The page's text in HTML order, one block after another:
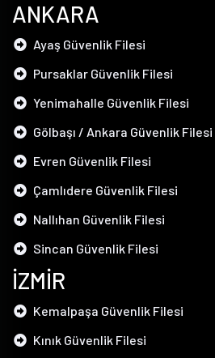
ANKARA
Ayaş Güvenlik Filesi
Pursaklar Güvenlik Filesi
Yenimahalle Güvenlik Filesi
Gölbaşı / Ankara Güvenlik Filesi
Evren Güvenlik Filesi
Çamlıdere Güvenlik Filesi
Nallıhan Güvenlik Filesi
Sincan Güvenlik Filesi
İZMİR
Kemalpaşa Güvenlik Filesi
Kınık Güvenlik Filesi